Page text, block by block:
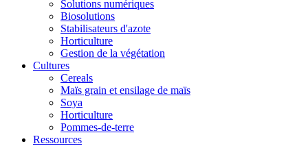
Solutions numériques
Biosolutions
Stabilisateurs d'azote
Horticulture
Gestion de la végétation
Cultures
Cereals
Maïs grain et ensilage de maïs
Soya
Horticulture
Pommes-de-terre
Ressources